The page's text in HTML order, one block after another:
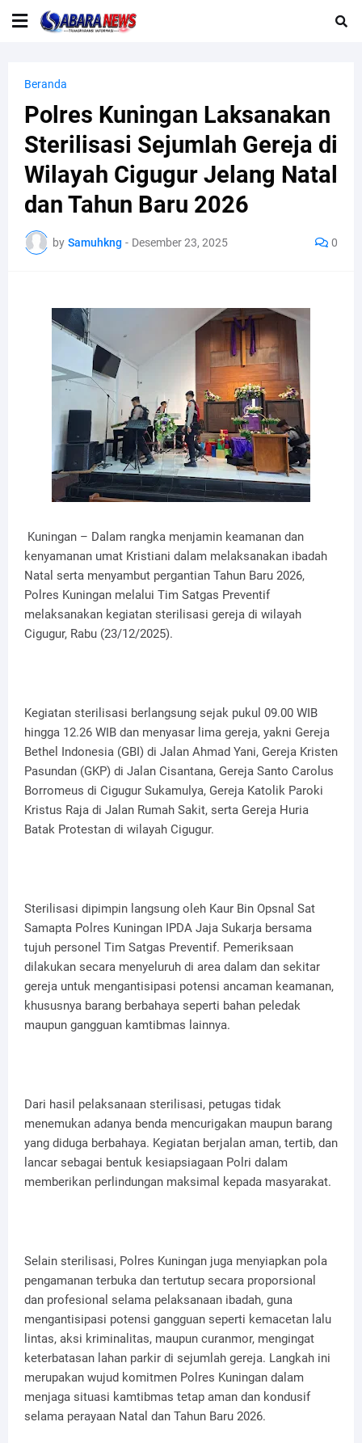
Beranda
Polres Kuningan Laksanakan
Sterilisasi Sejumlah Gereja di
Wilayah Cigugur Jelang Natal
dan Tahun Baru 2026
by Samuhkng - Desember 23, 2025 0
Kuningan – Dalam rangka menjamin keamanan dan
kenyamanan umat Kristiani dalam melaksanakan ibadah
Natal serta menyambut pergantian Tahun Baru 2026,
Polres Kuningan melalui Tim Satgas Preventif
melaksanakan kegiatan sterilisasi gereja di wilayah
Cigugur, Rabu (23/12/2025).
Kegiatan sterilisasi berlangsung sejak pukul 09.00 WIB
hingga 12.26 WIB dan menyasar lima gereja, yakni Gereja
Bethel Indonesia (GBI) di Jalan Ahmad Yani, Gereja Kristen
Pasundan (GKP) di Jalan Cisantana, Gereja Santo Carolus
Borromeus di Cigugur Sukamulya, Gereja Katolik Paroki
Kristus Raja di Jalan Rumah Sakit, serta Gereja Huria
Batak Protestan di wilayah Cigugur.
Sterilisasi dipimpin langsung oleh Kaur Bin Opsnal Sat
Samapta Polres Kuningan IPDA Jaja Sukarja bersama
tujuh personel Tim Satgas Preventif. Pemeriksaan
dilakukan secara menyeluruh di area dalam dan sekitar
gereja untuk mengantisipasi potensi ancaman keamanan,
khususnya barang berbahaya seperti bahan peledak
maupun gangguan kamtibmas lainnya.
Dari hasil pelaksanaan sterilisasi, petugas tidak
menemukan adanya benda mencurigakan maupun barang
yang diduga berbahaya. Kegiatan berjalan aman, tertib, dan
lancar sebagai bentuk kesiapsiagaan Polri dalam
memberikan perlindungan maksimal kepada masyarakat.
Selain sterilisasi, Polres Kuningan juga menyiapkan pola
pengamanan terbuka dan tertutup secara proporsional
dan profesional selama pelaksanaan ibadah, guna
mengantisipasi potensi gangguan seperti kemacetan lalu
lintas, aksi kriminalitas, maupun curanmor, mengingat
keterbatasan lahan parkir di sejumlah gereja. Langkah ini
merupakan wujud komitmen Polres Kuningan dalam
menjaga situasi kamtibmas tetap aman dan kondusif
selama perayaan Natal dan Tahun Baru 2026.